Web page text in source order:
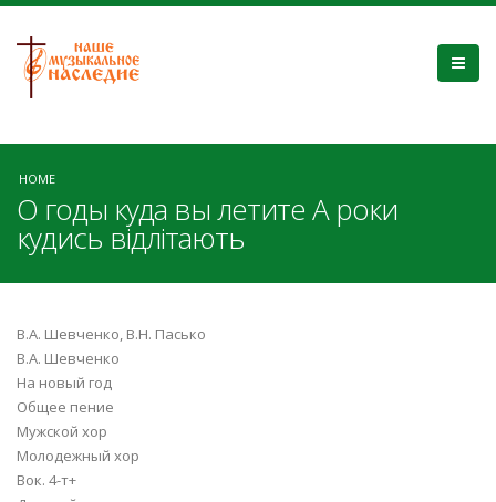
HOME
О годы куда вы летите А роки
кудись відлітають
В.А. Шевченко, В.Н. Пасько
В.А. Шевченко
На новый год
Общее пение
Мужской хор
Молодежный хор
Вок. 4-т+